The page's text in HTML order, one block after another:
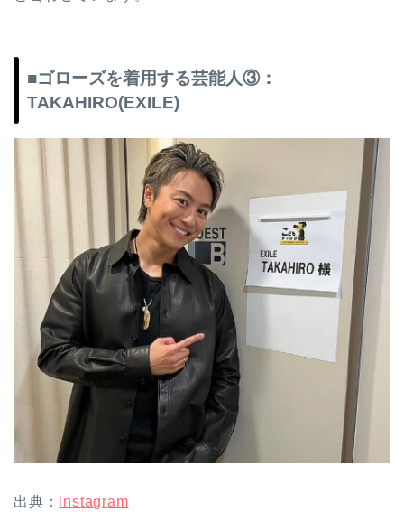
■ゴローズを着用する芸能人③：
TAKAHIRO(EXILE)
出典： instagram